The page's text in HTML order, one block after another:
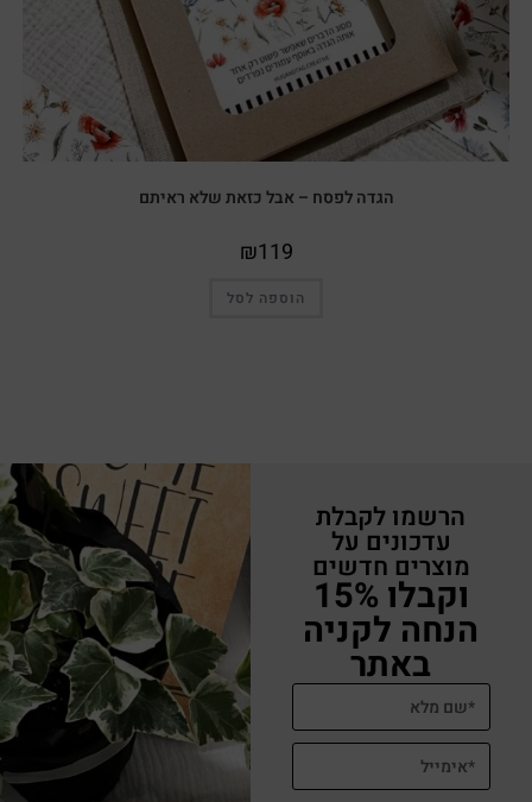
הגדה לפסח – אבל כזאת שלא ראיתם
₪119
הוספה לסל
הרשמו לקבלת
עדכונים על
מוצרים חדשים
וקבלו 15%
הנחה לקניה
באתר